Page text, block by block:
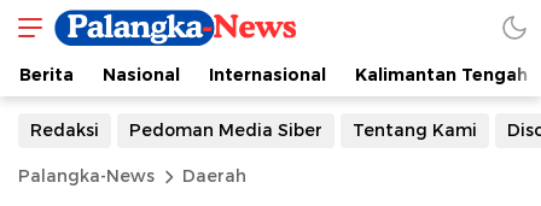
Berita Nasional Internasional Kalimantan Tengah
Redaksi Pedoman Media Siber Tentang Kami
Palangka-News Daerah